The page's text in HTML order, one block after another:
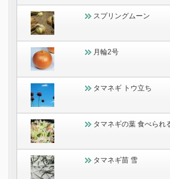
スプリングムーン
月輪2号
タマネギ トウ立ち
タマネギの葉 食べられ
タマネギ苗 雪